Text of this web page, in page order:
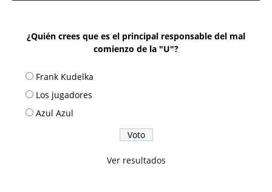
¿Quién crees que es el principal responsable del mal
comienzo de la "U"?
Frank Kudelka
Los jugadores
Azul Azul
Ver resultados